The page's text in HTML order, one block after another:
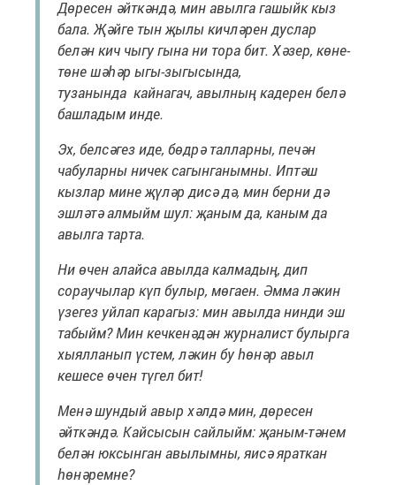
Дөресен әйткәндә, мин авылга гашыйк кыз
бала. Җәйге тын җылы кичләрен дуслар
белән кич чыгу гына ни тора бит. Хәзер, көне-
төне шәһәр ыгы-зыгысында,
тузанында кайнагач, авылның кадерен белә
башладым инде.
Эх, белсәгез иде, бөдрә талларны, печән
чабуларны ничек сагынганымны. Иптәш
кызлар мине җүләр дисә дә, мин берни дә
эшләтә алмыйм шул: җаным да, каным да
авылга тарта.
Ни өчен алайса авылда калмадың, дип
сораучылар күп булыр, мөгаен. Әмма ләкин
үзегез уйлап карагыз: мин авылда нинди эш
табыйм? Мин кечкенәдән журналист булырга
хыялланып үстем, ләкин бу һөнәр авыл
кешесе өчен түгел бит!
Менә шундый авыр хәлдә мин, дөресен
әйткәндә. Кайсысын сайлыйм: җаным-тәнем
белән юксынган авылымны, яисә яраткан
һөнәремне?